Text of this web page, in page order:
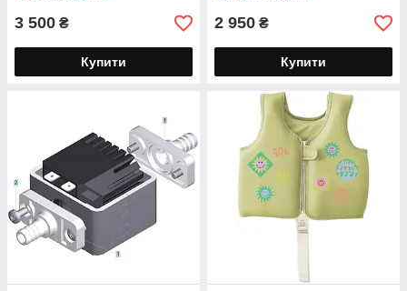
3 500 ₴
Купити
2 950 ₴
Купити